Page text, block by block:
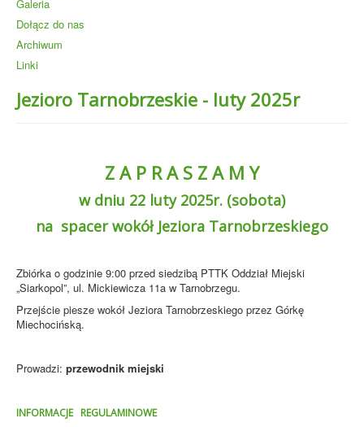
Galeria
Dołącz do nas
Archiwum
Linki
Jezioro Tarnobrzeskie - luty 2025r
Z A P R A S Z A M Y
w dniu 22 luty 2025r. (sobota)
na spacer wokół Jeziora Tarnobrzeskiego
Zbiórka o godzinie 9:00 przed siedzibą PTTK Oddział Miejski
„Siarkopol”, ul. Mickiewicza 11a w Tarnobrzegu.
Przejście piesze wokół Jeziora Tarnobrzeskiego przez Górkę
Miechocińską.
Prowadzi: przewodnik miejski
INFORMACJE REGULAMINOWE